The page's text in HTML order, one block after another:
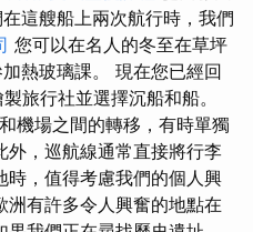
這艘船上兩次航行時，我們
您可以在名人的冬至在草坪
熱玻璃課。 現在您已經回
旅行社並選擇沉船和船。
機場之間的轉移，有時單獨
，巡航線通常直接將行李
，值得考慮我們的個人興
有許多令人興奮的地點在